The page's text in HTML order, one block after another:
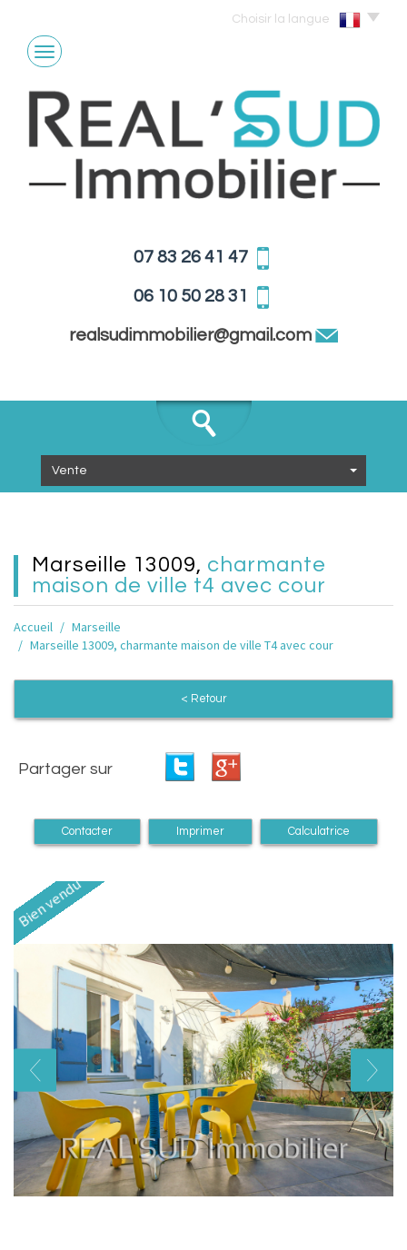
Choisir la langue
07 83 26 41 47
06 10 50 28 31
realsudimmobilier@gmail.com
Vente
marseille 13009, charmante
maison de ville t4 avec cour
Accueil
Marseille
Marseille 13009, charmante maison de ville T4 avec cour
< Retour
Partager sur
Contacter Imprimer Calculatrice
Bien vendu